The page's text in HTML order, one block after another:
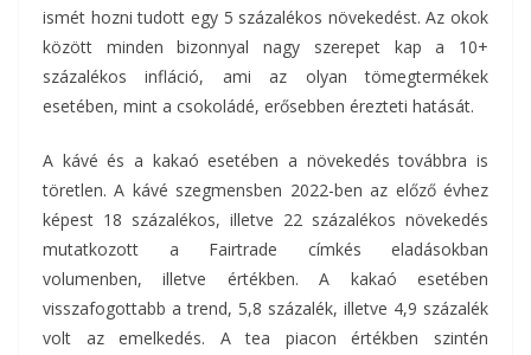
ismét hozni tudott egy 5 százalékos növekedést. Az okok
között minden bizonnyal nagy szerepet kap a 10+
százalékos infláció, ami az olyan tömegtermékek
esetében, mint a csokoládé, erősebben érezteti hatását.
A kávé és a kakaó esetében a növekedés továbbra is
töretlen. A kávé szegmensben 2022-ben az előző évhez
képest 18 százalékos, illetve 22 százalékos növekedés
mutatkozott a Fairtrade címkés eladásokban
volumenben, illetve értékben. A kakaó esetében
visszafogottabb a trend, 5,8 százalék, illetve 4,9 százalék
volt az emelkedés. A tea piacon értékben szintén